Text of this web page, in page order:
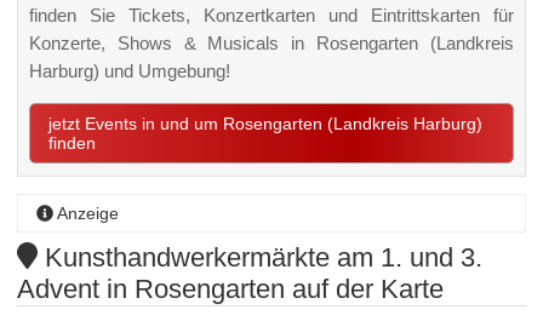
finden Sie Tickets, Konzertkarten und Eintrittskarten für
Konzerte, Shows & Musicals in Rosengarten (Landkreis
Harburg) und Umgebung!
jetzt Events in und um Rosengarten (Landkreis Harburg)
finden
Anzeige
Kunsthandwerkermärkte am 1. und 3.
Advent in Rosengarten auf der Karte